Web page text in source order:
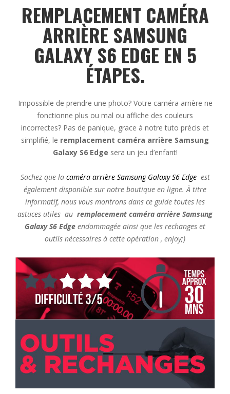
REMPLACEMENT CAMÉRA
ARRIÈRE SAMSUNG
GALAXY S6 EDGE EN 5
ÉTAPES.
Impossible de prendre une photo? Votre caméra arrière ne
fonctionne plus ou mal ou affiche des couleurs
incorrectes? Pas de panique, grace à notre tuto précis et
simplifié, le remplacement caméra arrière Samsung
Galaxy S6 Edge sera un jeu d’enfant!
Sachez que la caméra arrière Samsung Galaxy S6 Edgeest
également disponible sur notre boutique en ligne. À titre
informatif, nous vous montrons dans ce guide toutes les
astuces utiles au remplacement caméra arrière Samsung
Galaxy S6 Edge endommagée ainsi que les rechanges et
outils nécessaires à cette opération , enjoy;)